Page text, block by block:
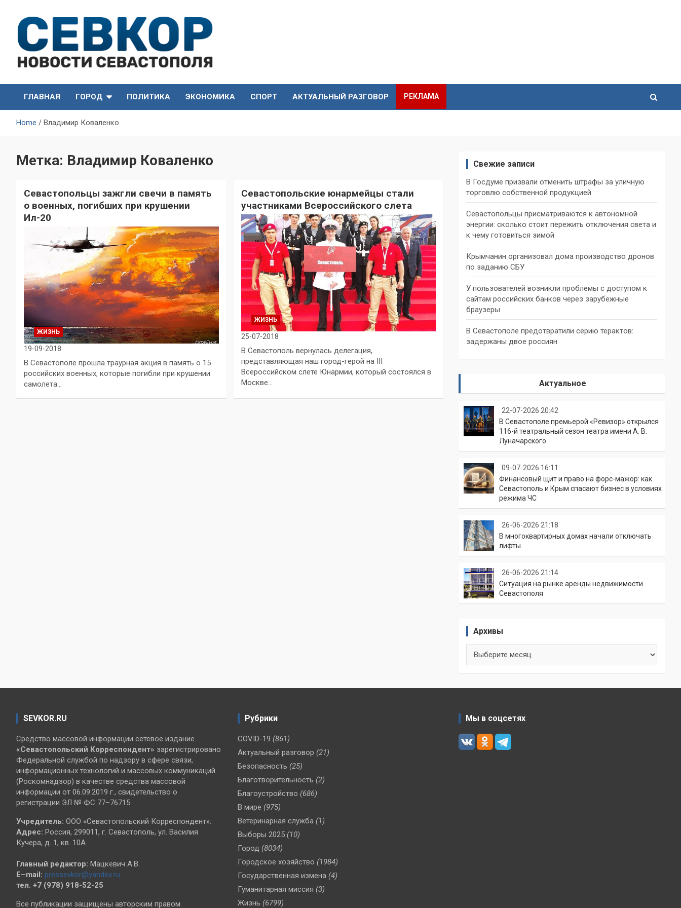
content
СевКор — Новости
Севастополя
Севастополя
ГЛАВНАЯ
ГОРОД ПОЛИТИКА ЭКОНОМИКА СПОРТ АКТУАЛЬНЫЙ РАЗГОВОР РЕКЛАМА
Home Владимир Коваленко
Метка: Владимир Коваленко
Севастопольцы зажгли свечи в память
о военных, погибших при крушении
Ил-20
ЖИЗНЬ
19-09-2018
В Севастополе прошла траурная акция в память о 15
российских военных, которые погибли при крушении
самолета…
Севастопольские юнармейцы стали
участниками Всероссийского слета
ЖИЗНЬ
25-07-2018
В Севастополь вернулась делегация,
представляющая наш город-герой на III
Всероссийском слете Юнармии, который состоялся в
Москве…
Свежие записи
В Госдуме призвали отменить штрафы за уличную
торговлю собственной продукцией
Севастопольцы присматриваются к автономной
энергии: сколько стоит пережить отключения света и
к чему готовиться зимой
Крымчанин организовал дома производство дронов
по заданию СБУ
У пользователей возникли проблемы с доступом к
сайтам российских банков через зарубежные
браузеры
В Севастополе предотвратили серию терактов:
задержаны двое россиян
Актуальное
22-07-2026 20:42
В Севастополе премьерой «Ревизор» открылся
116-й театральный сезон театра имени А. В.
Луначарского
09-07-2026 16:11
Финансовый щит и право на форс-мажор: как
Севастополь и Крым спасают бизнес в условиях
режима ЧС
26-06-2026 21:18
В многоквартирных домах начали отключать
лифты
26-06-2026 21:14
Ситуация на рынке аренды недвижимости
Севастополя
Архивы
SEVKOR.RU
Средство массовой информации сетевое издание
«Севастопольский Корреспондент» зарегистрировано
Федеральной службой по надзору в сфере связи,
информационных технологий и массовых коммуникаций
(Роскомнадзор) в качестве средства массовой
информации от 06.09.2019 г., свидетельство о
регистрации ЭЛ № ФС 77–76715
Учредитель: ООО «Севастопольский Корреспондент».
Адрес: Россия, 299011, г. Севастополь, ул. Василия
Кучера, д. 1, кв. 10А
Главный редактор: Мацкевич А.В.
E–mail: pressevkor@yandex.ru
тел. +7 (978) 918-52-25
Все публикации защищены авторским правом.
Рубрики
COVID-19 (861)
Актуальный разговор (21)
Безопасность (25)
Благотворительность (2)
Благоустройство (686)
В мире (975)
Ветеринарная служба (1)
Выборы 2025 (10)
Город (8034)
Городское хозяйство (1984)
Государственная измена (4)
Гуманитарная миссия (3)
Жизнь (6799)
Мы в соцсетях